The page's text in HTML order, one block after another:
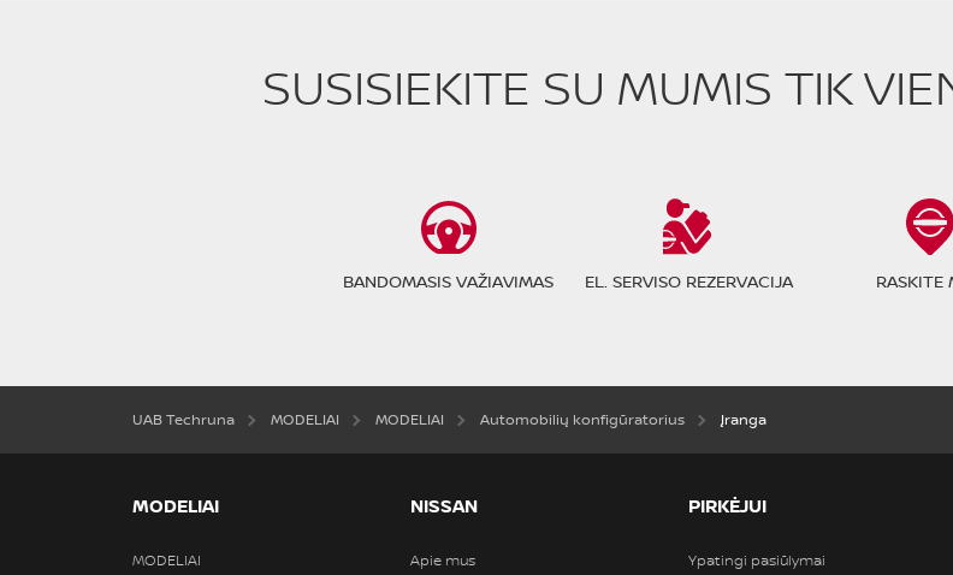
SUSISIEKITE SU MUMIS TIK
BANDOMASIS VAŽIAVIMAS EL. SERVISO REZERVACIJA RASKITE
UAB Techruna MODELIAI MODELIAI Automobilių konfigūratorius Įranga
MODELIAI
MODELIAI
NISSAN
Apie mus
PIRKĖJUI
Ypatingi pasiūlymai